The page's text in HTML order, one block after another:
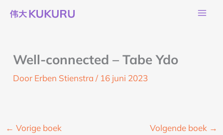
naar
Well-connected – Tabe Ydo
Door Erben Stienstra/ 16 juni 2023
← Vorige boek Volgende boek →